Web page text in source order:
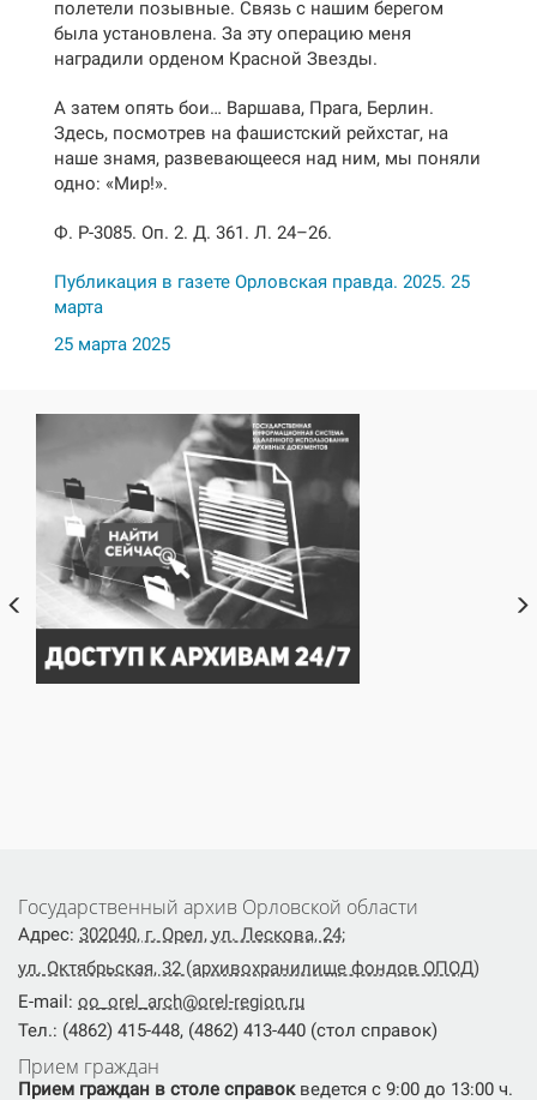
полетели позывные. Связь с нашим берегом
была установлена. За эту операцию меня
наградили орденом Красной Звезды.
А затем опять бои… Варшава, Прага, Берлин.
Здесь, посмотрев на фашистский рейхстаг, на
наше знамя, развевающееся над ним, мы поняли
одно: «Мир!».
Ф. Р-3085. Оп. 2. Д. 361. Л. 24–26.
Публикация в газете Орловская правда. 2025. 25
марта
25 марта 2025
Государственный архив Орловской области
Адрес: 302040, г. Орел, ул. Лескова, 24;
ул. Октябрьская, 32 (архивохранилище фондов ОПОД)
E-mail: oo_orel_arch@orel-region.ru
Тел.: (4862) 415-448, (4862) 413-440 (стол справок)
Прием граждан
Прием граждан в столе справокведется с 9:00 до 13:00 ч.